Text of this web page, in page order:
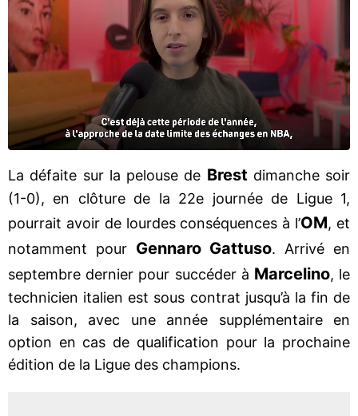
La défaite sur la pelouse de Brest dimanche soir
(1-0), en clôture de la 22e journée de Ligue 1,
pourrait avoir de lourdes conséquences à l’OM, et
notamment pour Gennaro Gattuso. Arrivé en
septembre dernier pour succéder à Marcelino, le
technicien italien est sous contrat jusqu’à la fin de
la saison, avec une année supplémentaire en
option en cas de qualification pour la prochaine
édition de la Ligue des champions.